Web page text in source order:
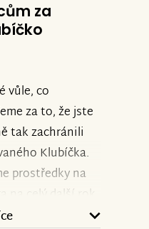
za
vůle, co
za to, že jste
tak zachránili
Klubíčka.
prostředky na
na celý další rok.
radost a